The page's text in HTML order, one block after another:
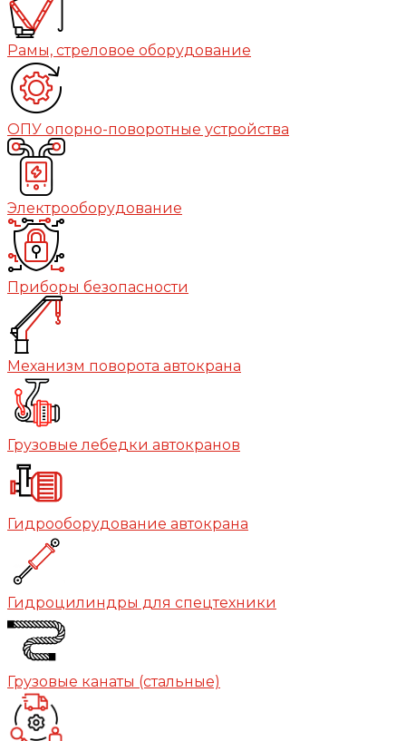
Рамы, стреловое оборудование
ОПУ опорно-поворотные устройства
Электрооборудование
Приборы безопасности
Механизм поворота автокрана
Грузовые лебедки автокранов
Гидрооборудование автокрана
Гидроцилиндры для спецтехники
Грузовые канаты (стальные)